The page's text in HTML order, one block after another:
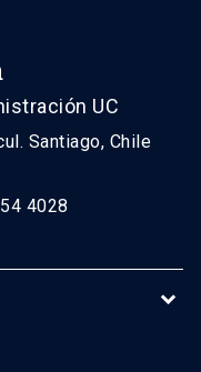
UC
Santiago, Chile
4028